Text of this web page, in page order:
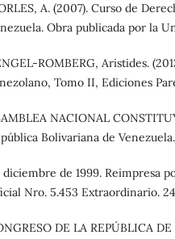
A. (2007). Curso de
Obra publicada por la
ROMBERG, Aristides.
Tomo II, Ediciones
NACIONAL
Bolivariana de
diciembre de 1999. Reimpresa
Nro. 5.453 Extraordinario.
DE LA REPÚBLICA